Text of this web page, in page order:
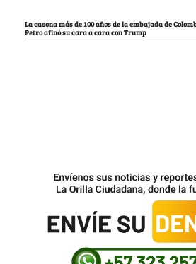
La casona más de 100 años de la embajada de
Petro afinó su cara a cara con Trump